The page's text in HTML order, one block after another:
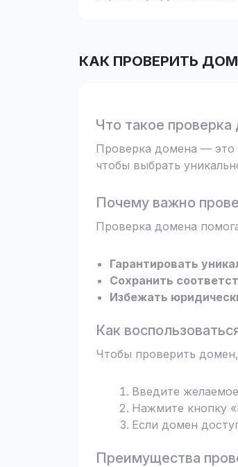
КАК ПРОВЕРИТЬ
Что такое
Проверка домена — это
чтобы выбрать
Почему важно
Проверка домена
Гарантировать
Сохранить
Избежать
Как
Чтобы проверить
Введите
Нажмите кнопку
Если домен
Преимущества